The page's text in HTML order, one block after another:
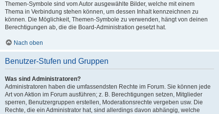
Themen-Symbole sind vom Autor ausgewählte Bilder, welche mit einem
Thema in Verbindung stehen können, um dessen Inhalt kennzeichnen zu
können. Die Möglichkeit, Themen-Symbole zu verwenden, hängt von deinen
Berechtigungen ab, die die Board-Administration gesetzt hat.
Nach oben
Benutzer-Stufen und Gruppen
Was sind Administratoren?
Administratoren haben die umfassendsten Rechte im Forum. Sie können jede
Art von Aktion im Forum ausführen; z. B. Berechtigungen setzen, Mitglieder
sperren, Benutzergruppen erstellen, Moderationsrechte vergeben usw. Die
Rechte, die ein Administrator hat, sind allerdings davon abhängig, welche